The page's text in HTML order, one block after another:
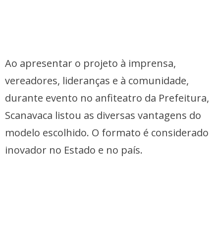
Ao apresentar o projeto à imprensa,
vereadores, lideranças e à comunidade,
durante evento no anfiteatro da Prefeitura,
Scanavaca listou as diversas vantagens do
modelo escolhido. O formato é considerado
inovador no Estado e no país.